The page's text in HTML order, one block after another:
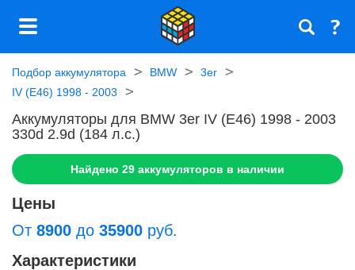
Подбор аккумулятора BMW
3er
IV (E46) 1998 - 2003
Аккумуляторы для BMW 3er IV (E46) 1998 - 2003
330d 2.9d (184 л.с.)
Найдено 29 аккумуляторов в наличии
Цены
От 8900 до 35900 руб.
Характеристики